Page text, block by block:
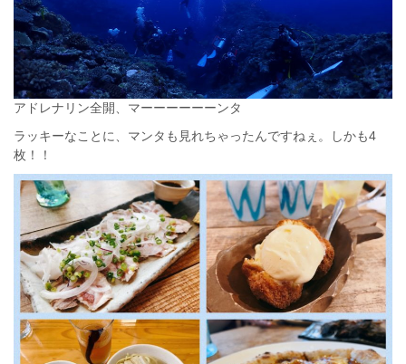
アドレナリン全開、マーーーーーーンタ
ラッキーなことに、マンタも見れちゃったんですねぇ。しかも4
枚！！